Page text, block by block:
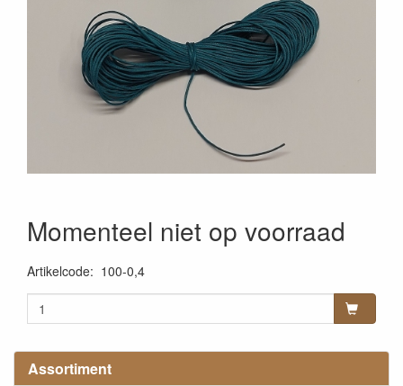
Assortiment
Momenteel niet op voorraad
Artikelcode: 100-0,4